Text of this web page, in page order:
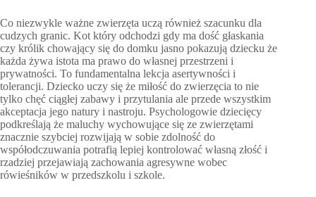
Co niezwykle ważne zwierzęta uczą również szacunku dla
cudzych granic. Kot który odchodzi gdy ma dość głaskania
czy królik chowający się do domku jasno pokazują dziecku że
każda żywa istota ma prawo do własnej przestrzeni i
prywatności. To fundamentalna lekcja asertywności i
tolerancji. Dziecko uczy się że miłość do zwierzęcia to nie
tylko chęć ciągłej zabawy i przytulania ale przede wszystkim
akceptacja jego natury i nastroju. Psychologowie dziecięcy
podkreślają że maluchy wychowujące się ze zwierzętami
znacznie szybciej rozwijają w sobie zdolność do
współodczuwania potrafią lepiej kontrolować własną złość i
rzadziej przejawiają zachowania agresywne wobec
rówieśników w przedszkolu i szkole.